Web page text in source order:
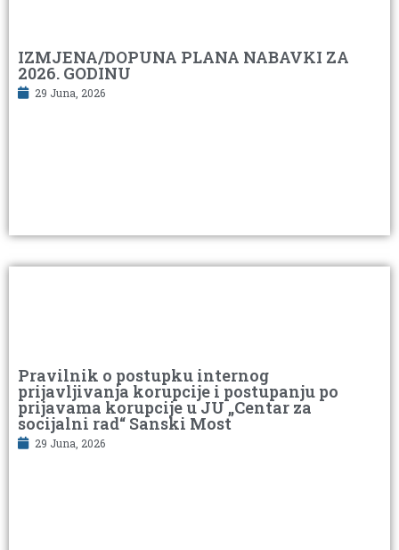
IZMJENA/DOPUNA PLANA NABAVKI ZA
2026. GODINU
29 Juna, 2026
Pravilnik o postupku internog
prijavljivanja korupcije i postupanju po
prijavama korupcije u JU „Centar za
socijalni rad“ Sanski Most
29 Juna, 2026